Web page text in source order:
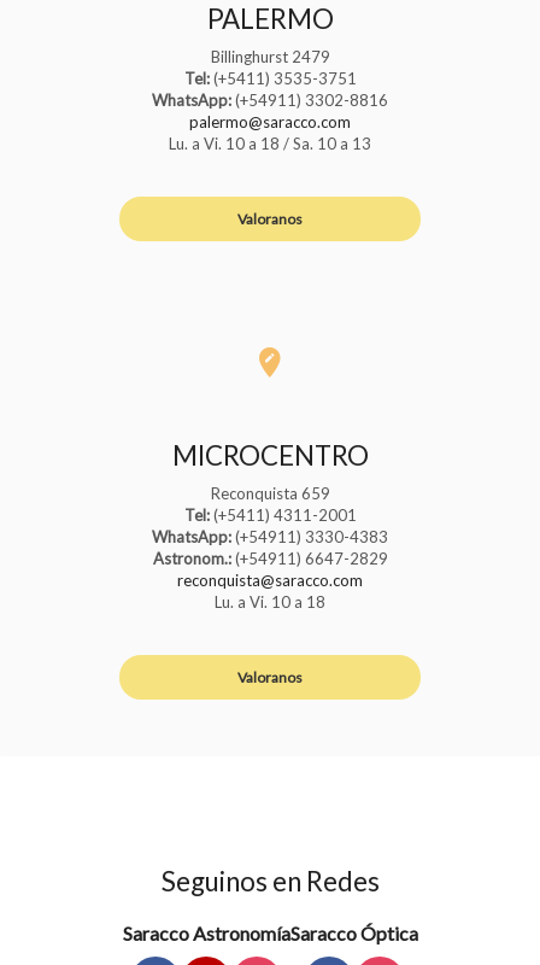
PALERMO
Billinghurst 2479
Tel:(+5411) 3535-3751
WhatsApp:(+54911) 3302-8816
palermo@saracco.com
Lu. a Vi. 10 a 18 / Sa. 10 a 13
Valoranos
MICROCENTRO
Reconquista 659
Tel:(+5411) 4311-2001
WhatsApp:(+54911) 3330-4383
Astronom.:(+54911) 6647-2829
reconquista@saracco.com
Lu. a Vi. 10 a 18
Valoranos
Seguinos en Redes
Saracco AstronomíaSaracco Óptica